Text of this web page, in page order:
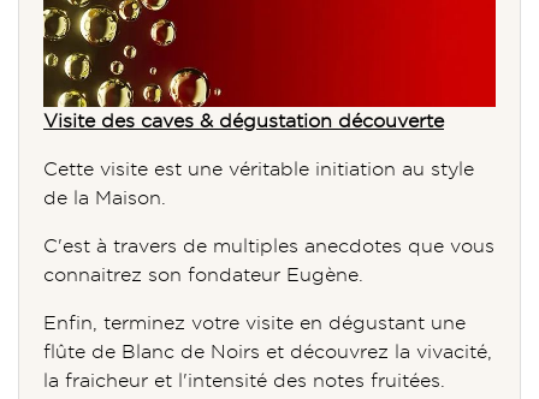
Visite des caves & dégustation découverte
Cette visite est une véritable initiation au style
de la Maison.
C'est à travers de multiples anecdotes que vous
connaitrez son fondateur Eugène.
Enfin, terminez votre visite en dégustant une
flûte de Blanc de Noirs et découvrez la vivacité,
la fraicheur et l'intensité des notes fruitées.